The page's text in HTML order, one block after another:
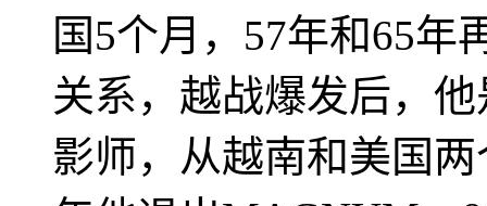
国5个月，57年和65年
关系，越战爆发后，
影师，从越南和美国